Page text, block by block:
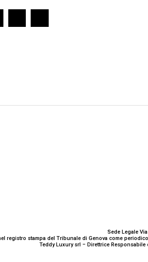
Sede Legale
registro stampa del Tribunale di Genova come
Teddy Luxury srl – Direttrice Responsabile